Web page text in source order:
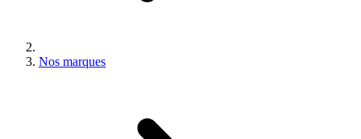
Nos marques